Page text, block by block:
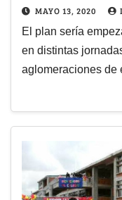
MAYO 13, 2020
El plan sería
en distintas
aglomeraciones de